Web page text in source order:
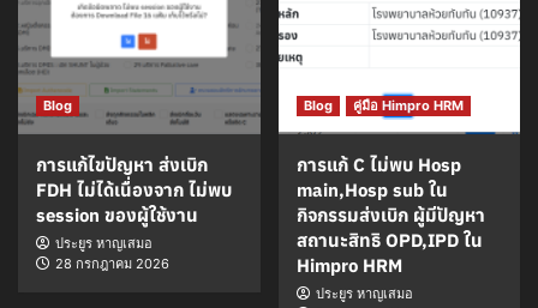
Blog
การแก้ไขปัญหา ส่งเบิก
FDH ไม่ได้เนื่องจาก ไม่พบ
session ของผู้ใช้งาน
ประยูร หาญเสมอ
28 กรกฎาคม 2026
Blog คู่มือ Himpro HRM
การแก้ C ไม่พบ Hosp
main,Hosp sub ใน
กิจกรรมส่งเบิก ผู้มีปัญหา
สถานะสิทธิ OPD,IPD ใน
Himpro HRM
ประยูร หาญเสมอ